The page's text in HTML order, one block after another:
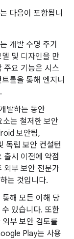
다음이 포함됩니
개발 수명 주기
및 디자인을 만
주요 기능은 시스
롤을 통해 엔지니
발하는 동안
는 철저한 보안
보안팀,
독립 보안 컨설턴
출시 이전에 약점
외부 보안 전문가
는 것입니다.
통해 모든 이해 당
있습니다. 또한
부 보안 검토를
Play는 사용